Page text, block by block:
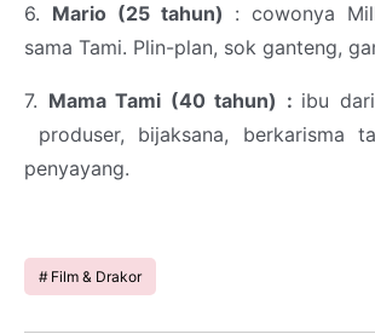
6. Mario (25 tahun) : cowonya
sama Tami. Plin-plan, sok ganteng,
7. Mama Tami (40 tahun) : ibu
produser, bijaksana, berkarisma
penyayang.
Film & Drakor